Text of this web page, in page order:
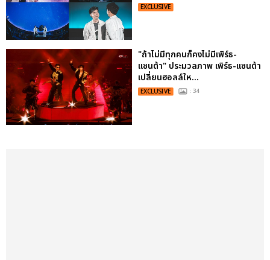
EXCLUSIVE
"ถ้าไม่มีทุกคนก็คงไม่มีเพิร์ธ-
แซนต้า" ประมวลภาพ เพิร์ธ-แซนต้า
เปลี่ยนฮอลล์ให...
EXCLUSIVE : 34